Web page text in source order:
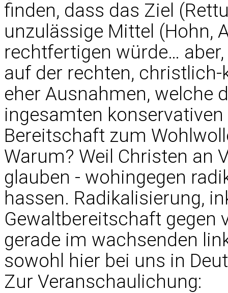
finden, dass das Ziel
unzulässige Mittel (Hohn,
rechtfertigen würde…
auf der rechten,
eher Ausnahmen, welche
ingesamten
Bereitschaft zum
Warum? Weil Christen an
glauben - wohingegen
hassen. Radikalisierung,
Gewaltbereitschaft gegen
gerade im wachsenden
sowohl hier bei uns in
Zur Veranschaulichung: